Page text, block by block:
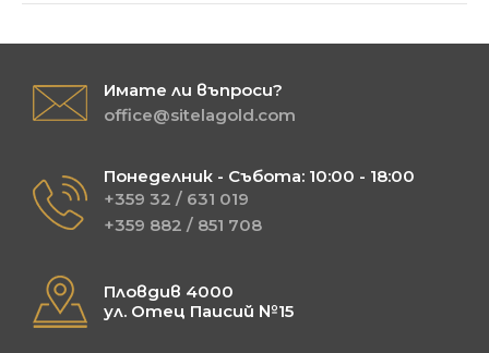
Имате ли въпроси?
office@sitelagold.com
Понеделник - Събота: 10:00 - 18:00
+359 32 / 631 019
+359 882 / 851 708
Пловдив 4000
ул. Отец Паисий №15